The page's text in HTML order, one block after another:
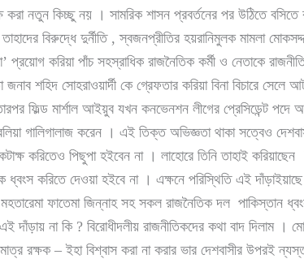
করা নতুন কিচ্ছু নয় । সামরিক শাসন প্রবর্তনের পর উঠিতে
বিরুদ্ধে দুর্নীতি , স্বজনপ্রীতির হয়রানিমুলক মামলা
প্রয়োগ করিয়া পাঁচ সহস্রাধিক রাজনৈতিক কর্মী ও নেতাকে
শহিদ সোহরাওয়ার্দী কে গ্রেফতার করিয়া বিনা বিচারে সেলে
ফিল্ড মার্শাল আইয়ুব যখন কনভেনশন লীগের প্রেসিডেন্ট পদে
বলিয়া গালিগালাজ করেন । এই তিক্ত অভিজ্ঞতা থাকা সত্বেও
করিতেও পিছুপা হইবেন না । লাহোরে তিনি তাহাই
ধ্বংস করিতে দেওয়া হইবে না । এক্ষনে পরিস্থিতি এই
ফাতেমা জিন্নাহ সহ সকল রাজনৈতিক দল পাকিস্তান
দাঁড়ায় না কি ? বিরোধীদলীয় রাজনীতিকদের কথা বাদ দিলাম ।
রক্ষক – ইহা বিশ্বাস করা না করার ভার দেশবাসীর উপরই